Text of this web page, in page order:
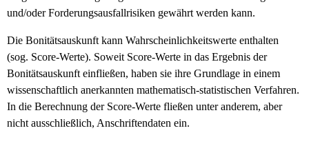
und/oder Forderungsausfallrisiken gewährt werden kann.
Die Bonitätsauskunft kann Wahrscheinlichkeitswerte enthalten
(sog. Score-Werte). Soweit Score-Werte in das Ergebnis der
Bonitätsauskunft einfließen, haben sie ihre Grundlage in einem
wissenschaftlich anerkannten mathematisch-statistischen Verfahren.
In die Berechnung der Score-Werte fließen unter anderem, aber
nicht ausschließlich, Anschriftendaten ein.